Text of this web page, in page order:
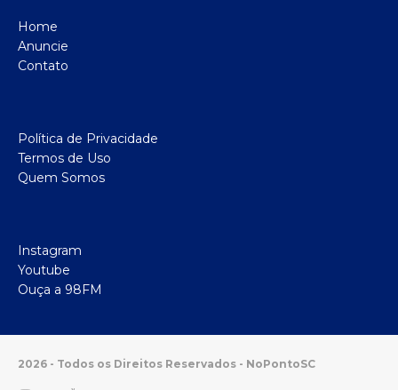
Home
Anuncie
Contato
Política de Privacidade
Termos de Uso
Quem Somos
Instagram
Youtube
Ouça a 98FM
2026 - Todos os Direitos Reservados - NoPontoSC